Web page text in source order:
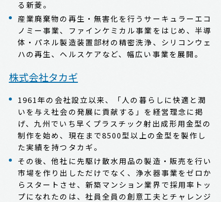
る新菱。
産業廃棄物の再生・無害化を行うサーキュラーエコ
ノミー事業、ファインケミカル事業をはじめ、半導
体・パネル製造装置部材の精密洗浄、シリコンウェ
ハの再生、ヘルスケアなど、幅広い事業を展開。
株式会社タカギ
1961年の会社設立以来、「人の暮らしに快適と潤
いを与え社会の発展に貢献する」を経営理念に掲
げ、九州でいち早くプラスチック射出成形用金型の
制作を始め、現在まで8500型以上の金型を製作し
た実績を持つタカギ。
その後、他社に先駆け散水用品の製造・販売を行い
市場を作り出しただけでなく、浄水器事業をゼロか
らスタートさせ、新築マンション業界で採用率トッ
プになれたのは、社員全員の創意工夫とチャレンジ